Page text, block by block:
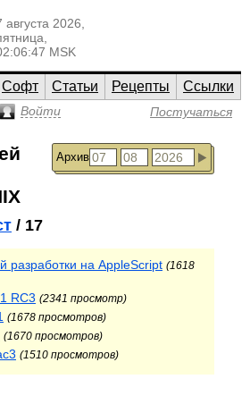
августа 2026,
MSK
Софт Статьи Рецепты
Ссылки
Войти Постучаться
Архив
/ 17
разработки на AppleScript (1618
RC3 (2341 просмотр)
(1678 просмотров)
(1670 просмотров)
(1510 просмотров)